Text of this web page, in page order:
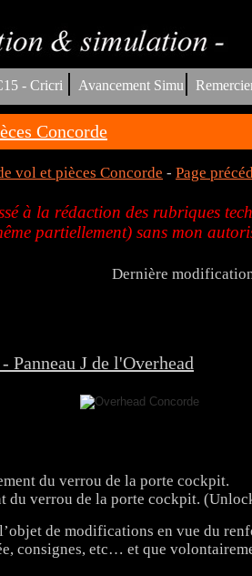
- Cricri | Avancement Simu|
Concorde
vol et pièces Concorde - Page
à la rédaction des rubriques
partiellement) sans mon
Dernière
J de l'Overhead
du verrou de la porte cockpit.
du verrou de la porte cockpit.
de modifications en vue du
consignes, etc… et que